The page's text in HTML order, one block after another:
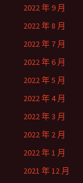
2022 年 9 月
2022 年 8 月
2022 年 7 月
2022 年 6 月
2022 年 5 月
2022 年 4 月
2022 年 3 月
2022 年 2 月
2022 年 1 月
2021 年 12 月